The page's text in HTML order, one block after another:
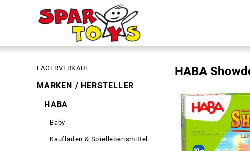
LAGERVERKAUF
MARKEN / HERSTELLER
HABA
Baby
Kaufladen & Spiellebensmittel
HABA